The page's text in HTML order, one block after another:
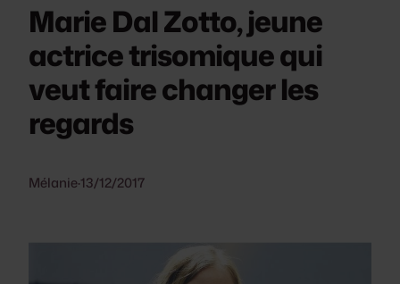
Marie Dal Zotto, jeune
actrice trisomique qui
veut faire changer les
regards
Mélanie·13/12/2017